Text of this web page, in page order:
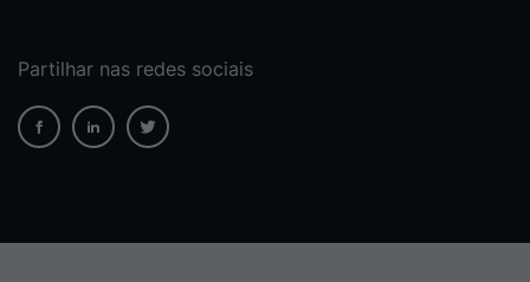
Partilhar nas redes sociais